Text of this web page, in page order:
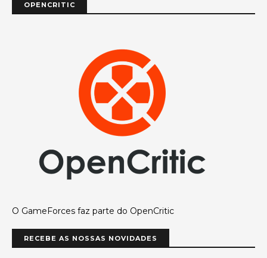
OPENCRITIC
O GameForces faz parte do OpenCritic
RECEBE AS NOSSAS NOVIDADES